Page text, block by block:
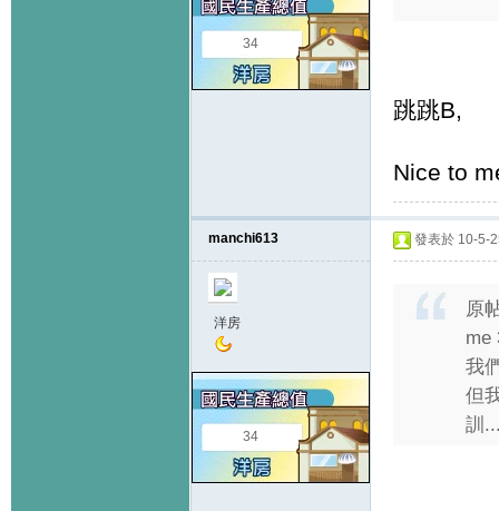
34
跳跳B,
Nice to
manchi613
洋房
34
發表於 10-5-
原
me
我
但
訓